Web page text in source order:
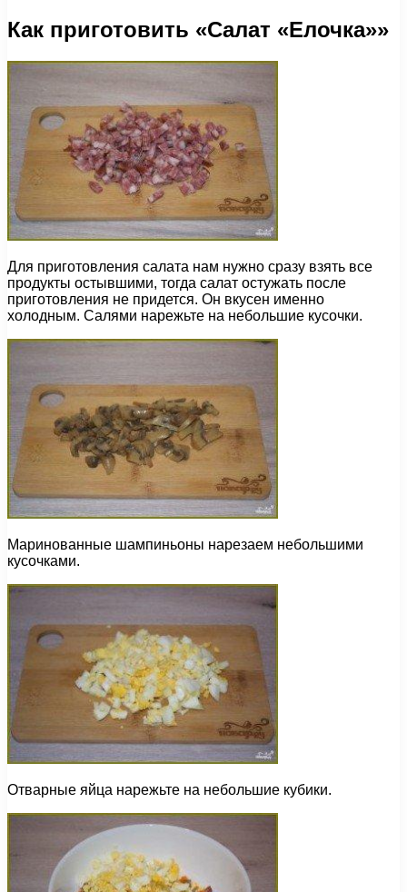
Как приготовить «Салат «Елочка»»
Для приготовления салата нам нужно сразу взять все
продукты остывшими, тогда салат остужать после
приготовления не придется. Он вкусен именно
холодным. Салями нарежьте на небольшие кусочки.
Маринованные шампиньоны нарезаем небольшими
кусочками.
Отварные яйца нарежьте на небольшие кубики.